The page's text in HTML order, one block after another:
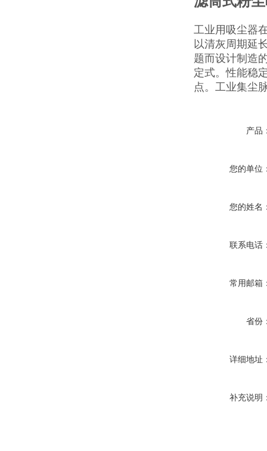
工业用吸尘器
以清灰周期延
题而设计制造
定式。性能稳
点。工业集尘
产品
您的单位
您的姓名
联系电话
常用邮箱
省份
详细地址
补充说明